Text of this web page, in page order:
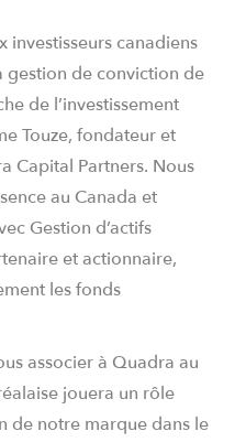
investisseurs canadiens
gestion de conviction de
de l’investissement
Touze, fondateur et
Capital Partners. Nous
au Canada et
Gestion d’actifs
et actionnaire,
les fonds
associer à Quadra au
jouera un rôle
de notre marque dans le